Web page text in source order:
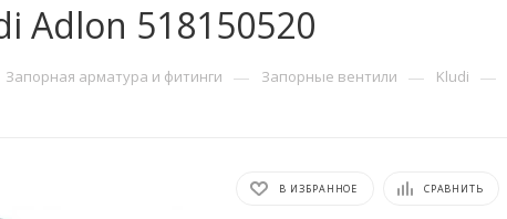
Adlon 518150520
Запорная арматура и фитинги — Запорные вентили — Kludi —
В ИЗБРАННОЕ СРАВНИТЬ